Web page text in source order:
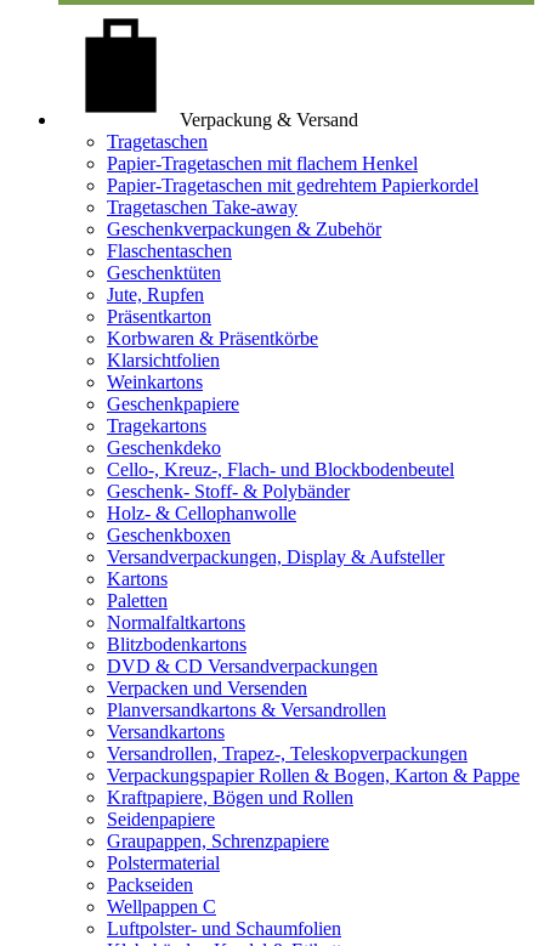
Verpackung & Versand
Tragetaschen
Papier-Tragetaschen mit flachem Henkel
Papier-Tragetaschen mit gedrehtem Papierkordel
Tragetaschen Take-away
Geschenkverpackungen & Zubehör
Flaschentaschen
Geschenktüten
Jute, Rupfen
Präsentkarton
Korbwaren & Präsentkörbe
Klarsichtfolien
Weinkartons
Geschenkpapiere
Tragekartons
Geschenkdeko
Cello-, Kreuz-, Flach- und Blockbodenbeutel
Geschenk- Stoff- & Polybänder
Holz- & Cellophanwolle
Geschenkboxen
Versandverpackungen, Display & Aufsteller
Kartons
Paletten
Normalfaltkartons
Blitzbodenkartons
DVD & CD Versandverpackungen
Verpacken und Versenden
Planversandkartons & Versandrollen
Versandkartons
Versandrollen, Trapez-, Teleskopverpackungen
Verpackungspapier Rollen & Bogen, Karton & Pappe
Kraftpapiere, Bögen und Rollen
Seidenpapiere
Graupappen, Schrenzpapiere
Polstermaterial
Packseiden
Wellpappen C
Luftpolster- und Schaumfolien